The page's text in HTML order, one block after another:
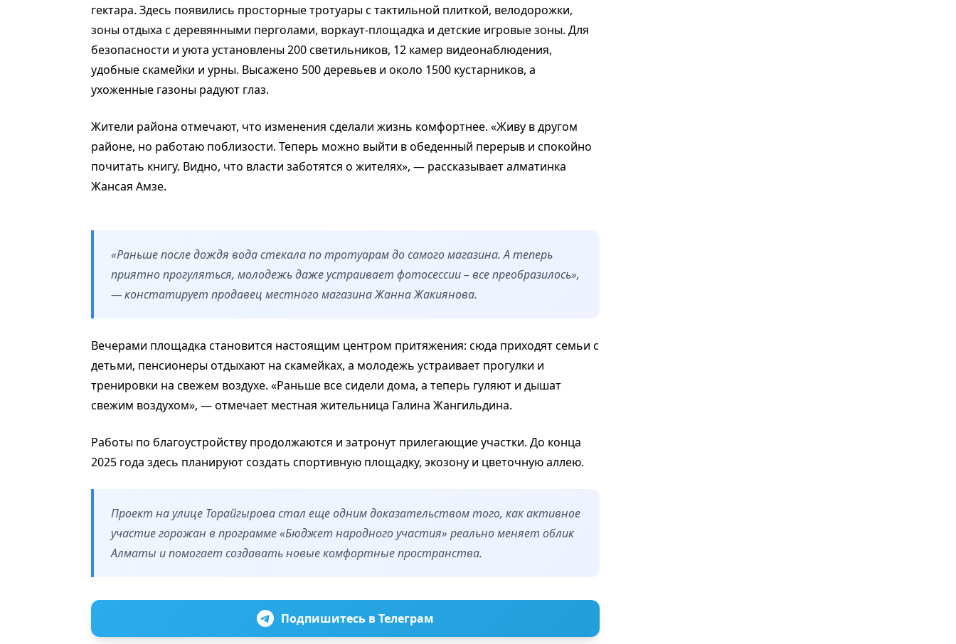
гектара. Здесь появились просторные тротуары с тактильной плиткой, велодорожки,
зоны отдыха с деревянными перголами, воркаут-площадка и детские игровые зоны. Для
безопасности и уюта установлены 200 светильников, 12 камер видеонаблюдения,
удобные скамейки и урны. Высажено 500 деревьев и около 1500 кустарников, а
ухоженные газоны радуют глаз.
Жители района отмечают, что изменения сделали жизнь комфортнее. «Живу в другом
районе, но работаю поблизости. Теперь можно выйти в обеденный перерыв и спокойно
почитать книгу. Видно, что власти заботятся о жителях», — рассказывает алматинка
Жансая Амзе.
«Раньше после дождя вода стекала по тротуарам до самого магазина. А теперь
приятно прогуляться, молодежь даже устраивает фотосессии – все преобразилось»,
— констатирует продавец местного магазина Жанна Жакиянова.
Вечерами площадка становится настоящим центром притяжения: сюда приходят семьи с
детьми, пенсионеры отдыхают на скамейках, а молодежь устраивает прогулки и
тренировки на свежем воздухе. «Раньше все сидели дома, а теперь гуляют и дышат
свежим воздухом», — отмечает местная жительница Галина Жангильдина.
Работы по благоустройству продолжаются и затронут прилегающие участки. До конца
2025 года здесь планируют создать спортивную площадку, экозону и цветочную аллею.
Проект на улице Торайгырова стал еще одним доказательством того, как активное
участие горожан в программе «Бюджет народного участия» реально меняет облик
Алматы и помогает создавать новые комфортные пространства.
Подпишитесь в Телеграм